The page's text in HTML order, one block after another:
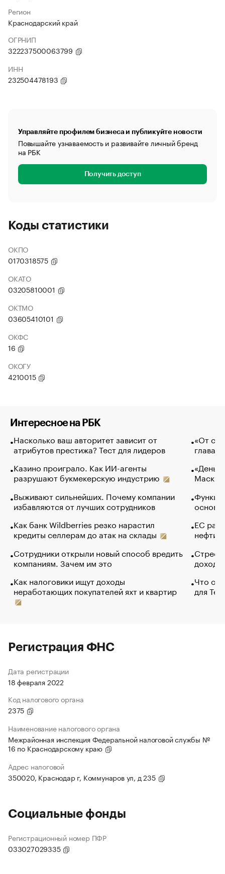
Регион
Краснодарский край
ОГРНИП
322237500063799
ИНН
232504478193
Управляйте профилем бизнеса и публикуйте новости
Повышайте узнаваемость и развивайте личный бренд
на РБК
Получить доступ
Коды статистики
ОКПО
0170318575
ОКАТО
03205810001
ОКТМО
03605410101
ОКФС
16
ОКОГУ
4210015
Интересное на РБК
Насколько ваш авторитет зависит от
атрибутов престижа? Тест для лидеров
Казино проиграло. Как ИИ-агенты
разрушают букмекерскую индустрию
Выживают сильнейших. Почему компании
избавляются от лучших сотрудников
Как банк Wildberries резко нарастил
кредиты селлерам до атак на склады
Сотрудники открыли новый способ вредить
компаниям. Зачем им это
Как налоговики ищут доходы
неработающих покупателей яхт и квартир
«От
глава
Маск в
основ
ЕС
нефти
Что
для
Регистрация ФНС
Дата регистрации
18 февраля 2022
Код налогового органа
2375
Наименование налогового органа
Межрайонная инспекция Федеральной налоговой службы №
16 по Краснодарскому краю
Адрес налоговой
350020, Краснодар г, Коммунаров ул, д 235
Социальные фонды
Регистрационный номер ПФР
033027029335